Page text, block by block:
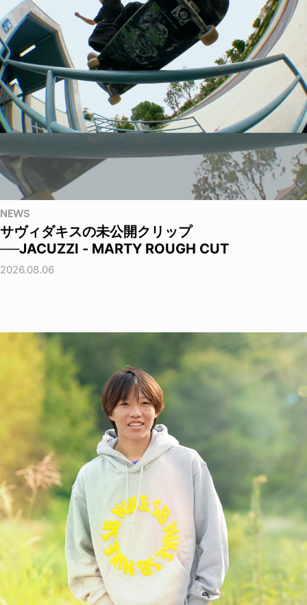
NEWS
サヴィダキスの未公開クリップ
──JACUZZI - MARTY ROUGH CUT
2026.08.06